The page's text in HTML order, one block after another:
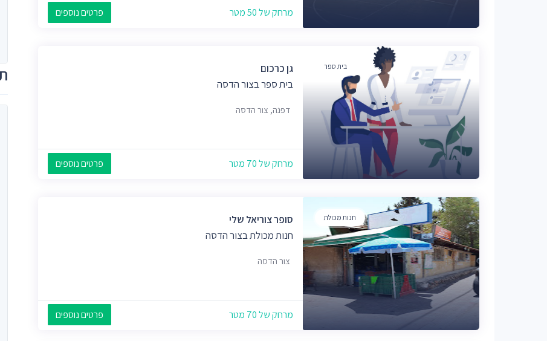
מרחק של 50 מטר פרטים נוספים
בית ספר
גן כרכום
בית ספר בצור הדסה
דפנה, צור הדסה
מרחק של 70 מטר פרטים נוספים
חנות מכולת
סופר צוריאל שלי
חנות מכולת בצור הדסה
צור הדסה
מרחק של 70 מטר פרטים נוספים